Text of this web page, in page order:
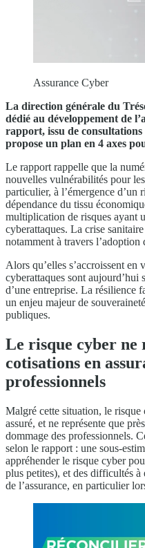
Assurance Cyber
La direction générale du
dédié au développement de
rapport, issu de
propose un plan en 4 axes
Le rapport rappelle que la
nouvelles vulnérabilités pour
particulier, à l’émergence d’un
dépendance du tissu
multiplication de risques ayant
cyberattaques. La crise
notamment à travers
Alors qu’elles s’accroissent
cyberattaques sont aujourd’hui
d’une entreprise. La résilience
un enjeu majeur de
publiques.
Le risque cyber ne
cotisations en
professionnels
Malgré cette situation, le risque
assuré, et ne représente que
dommage des professionnels.
selon le rapport : une sous-
appréhender le risque cyber
plus petites), et des difficultés à
de l’assurance, en particulier